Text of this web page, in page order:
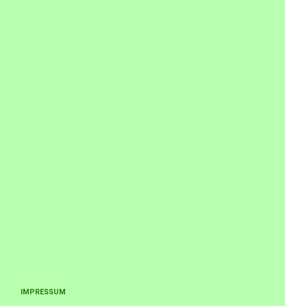
IMPRESSUM